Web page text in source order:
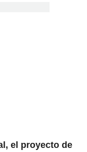
el proyecto de